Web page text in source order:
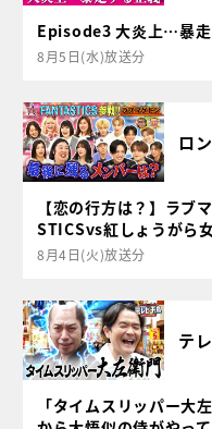
Episode3 大炎上…暴
8月5日(水)放送分
ロ
【恋の行方は？】ラブ
STICSvs紅しょうがら
8月4日(火)放送分
テ
「タイムスリッパー大